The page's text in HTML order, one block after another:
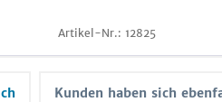
Artikel-Nr.: 12825
Kunden haben sich